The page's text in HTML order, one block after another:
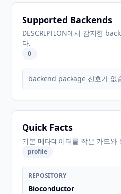
Supported Backends
DESCRIPTION에서 감지한
다.
0
backend package 신호가 없
Quick Facts
기본 메타데이터를 작은 카드와
profile
REPOSITORY
Bioconductor